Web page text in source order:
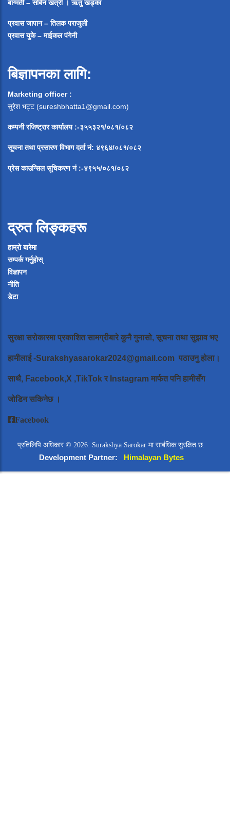
बाग्मती – सबिन खत्री ।ऋतु खड्का
प्रवास जापान – तिलक पराजुली
प्रवास युके – माईकल पंगेनी
बिज्ञापनका लागि:
Marketing officer :
सुरेश भट्ट (sureshbhatta1@gmail.com)
कम्पनी रजिष्ट्रार कार्यालय :-३५५३२१/०८१/०८२
सूचना तथा प्रसारण विभाग दर्ता नं: ४९६४/०८१/०८२
प्रेस काउन्सिल सूचिकरण नं:-४९५५/०८१/०८२
द्रुत लिङ्कहरू
हाम्रो बारेमा
सम्पर्क गर्नुहोस्
विज्ञापन
नीति
डेटा
सुरक्षा सरोकारमा प्रकाशित सामग्रीबारे कुनै गुनासो, सूचना तथा सुझाव भए
हामीलाई-Surakshyasarokar2024@gmail.com पठाउनु होला।
साथै, Facebook,X ,TikTok र Instagram मार्फत पनि हामीसँग
जोडिन सकिनेछ ।
Facebook
प्रतिलिपि अधिकार © 2026: Surakshya Sarokar मा सार्बधिक सुरक्षित छ.
Development Partner: Himalayan Bytes